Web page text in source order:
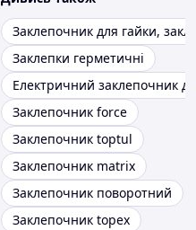
Заклепочник для гайки,
Заклепки герметичні
Електричний заклепочник
Заклепочник force
Заклепочник toptul
Заклепочник matrix
Заклепочник поворотний
Заклепочник topex